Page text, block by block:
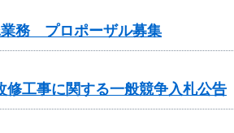
業務 プロポーザル募集
修工事に関する一般競争入札公告